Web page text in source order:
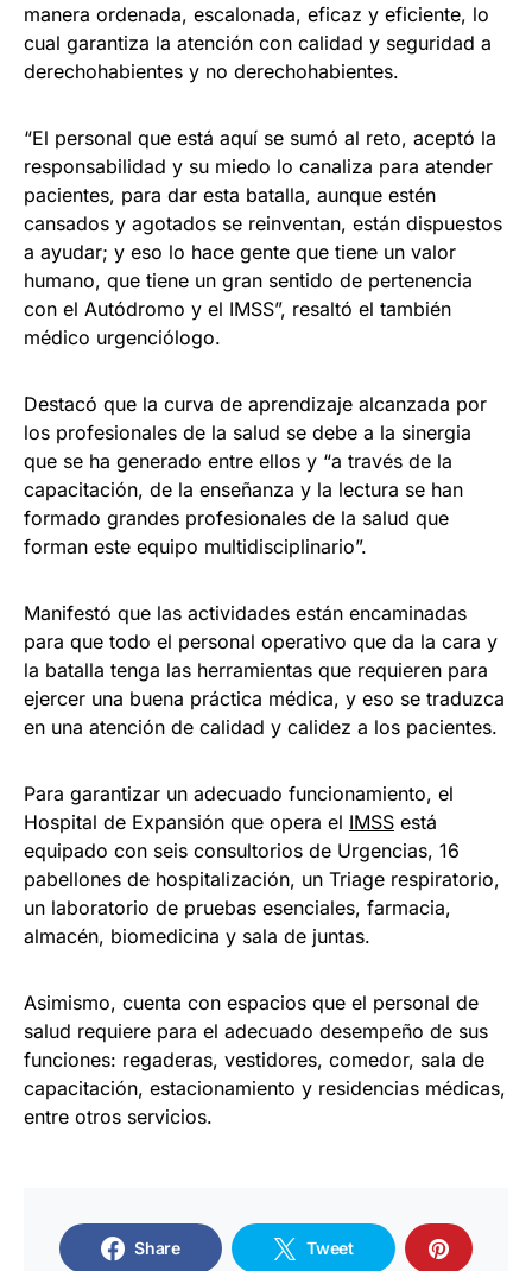
manera ordenada, escalonada, eficaz y eficiente, lo
cual garantiza la atención con calidad y seguridad a
derechohabientes y no derechohabientes.
“El personal que está aquí se sumó al reto, aceptó la
responsabilidad y su miedo lo canaliza para atender
pacientes, para dar esta batalla, aunque estén
cansados y agotados se reinventan, están dispuestos
a ayudar; y eso lo hace gente que tiene un valor
humano, que tiene un gran sentido de pertenencia
con el Autódromo y el IMSS”, resaltó el también
médico urgenciólogo.
Destacó que la curva de aprendizaje alcanzada por
los profesionales de la salud se debe a la sinergia
que se ha generado entre ellos y “a través de la
capacitación, de la enseñanza y la lectura se han
formado grandes profesionales de la salud que
forman este equipo multidisciplinario”.
Manifestó que las actividades están encaminadas
para que todo el personal operativo que da la cara y
la batalla tenga las herramientas que requieren para
ejercer una buena práctica médica, y eso se traduzca
en una atención de calidad y calidez a los pacientes.
Para garantizar un adecuado funcionamiento, el
Hospital de Expansión que opera el IMSS está
equipado con seis consultorios de Urgencias, 16
pabellones de hospitalización, un Triage respiratorio,
un laboratorio de pruebas esenciales, farmacia,
almacén, biomedicina y sala de juntas.
Asimismo, cuenta con espacios que el personal de
salud requiere para el adecuado desempeño de sus
funciones: regaderas, vestidores, comedor, sala de
capacitación, estacionamiento y residencias médicas,
entre otros servicios.
Share Tweet